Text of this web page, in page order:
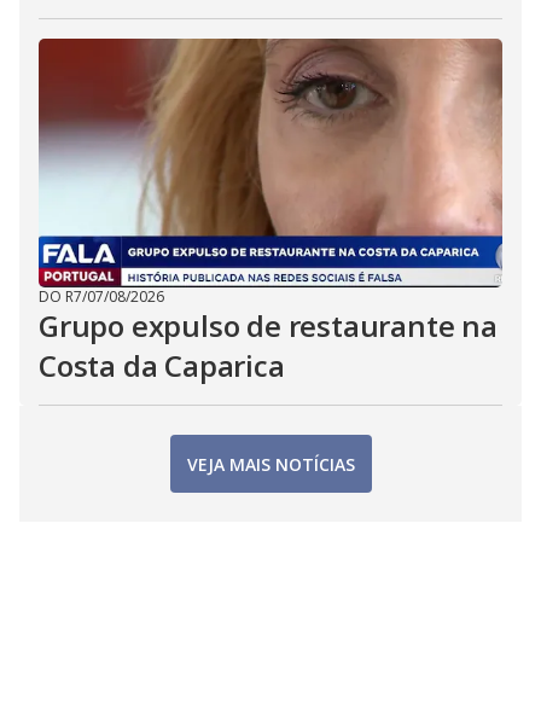
DO R7/07/08/2026
Grupo expulso de restaurante na
Costa da Caparica
VEJA MAIS NOTÍCIAS